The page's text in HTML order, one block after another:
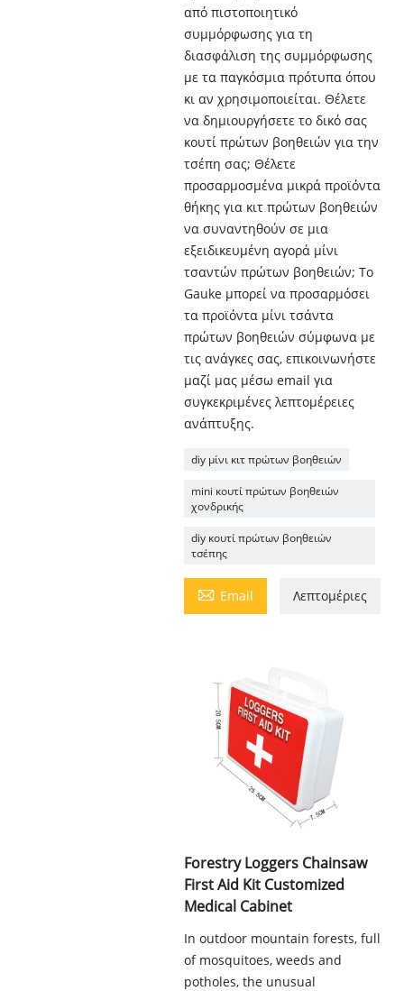
από πιστοποιητικό
συμμόρφωσης για τη
διασφάλιση της συμμόρφωσης
με τα παγκόσμια πρότυπα όπου
κι αν χρησιμοποιείται. Θέλετε
να δημιουργήσετε το δικό σας
κουτί πρώτων βοηθειών για την
τσέπη σας; Θέλετε
προσαρμοσμένα μικρά προϊόντα
θήκης για κιτ πρώτων βοηθειών
να συναντηθούν σε μια
εξειδικευμένη αγορά μίνι
τσαντών πρώτων βοηθειών; Το
Gauke μπορεί να προσαρμόσει
τα προϊόντα μίνι τσάντα
πρώτων βοηθειών σύμφωνα με
τις ανάγκες σας, επικοινωνήστε
μαζί μας μέσω email για
συγκεκριμένες λεπτομέρειες
ανάπτυξης.
diy μίνι κιτ πρώτων βοηθειών
mini κουτί πρώτων βοηθειών
χονδρικής
diy κουτί πρώτων βοηθειών
τσέπης
 Email Λεπτομέριες
Forestry Loggers Chainsaw
First Aid Kit Customized
Medical Cabinet
In outdoor mountain forests, full
of mosquitoes, weeds and
potholes, the unusual